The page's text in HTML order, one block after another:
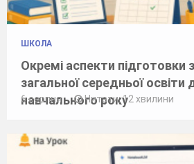
ШКОЛА
Окремі аспекти підготовки
загальної середньої
навчального року
6 серпня Читати: 12 хвилини